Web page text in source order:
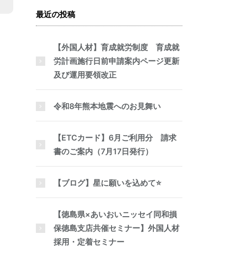
最近の投稿
【外国人材】育成就労制度 育成就
労計画施行日前申請案内ページ更新
及び運用要領改正
令和8年熊本地震へのお見舞い
【ETCカード】6月ご利用分 請求
書のご案内（7月17日発行）
【ブログ】星に願いを込めて⭐
【徳島県×あいおいニッセイ同和損
保徳島支店共催セミナー】外国人材
採用・定着セミナー